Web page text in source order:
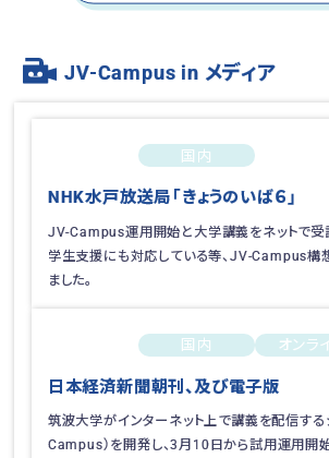
JV-Campus in メディア
国内
NHK水戸放送局「きょうのいば６」
JV-Campus運用開始と大学講義をネットで受
学生支援にも対応している等、JV-Campus構
ました。
国内 オンラ
日本経済新聞朝刊、及び電子版
筑波大学がインターネット上で講義を配信する
Campus）を開発し、3月10日から試用運用開